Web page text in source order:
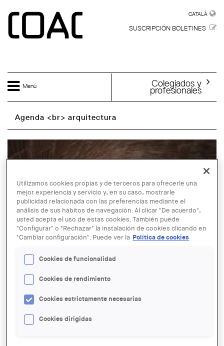
CATALÀ
SUSCRIPCIÓN BOLETINES
Menú Colegiados y
profesionales
Agenda <br> arquitectura
18 OCT
Conferència: Philippe Block/David
López "Tile Vaulting in the 21st
century"
Utilizamos cookies propias y de terceros para ofrecerle una
mejor experiencia y servicio y, en su caso, mostrarle
publicidad relacionada con las preferencias mediante el
análisis de sus hábitos de navegación. Al clicar "De acuerdo",
usted acepta el uso de estas cookies. También puede
"Configurar" o "Rechazar" la instalación de cookies clicando en
"Cambiar configuración". Puede ver la Política de cookies
Cookies de funcionalidad
Cookies de rendimiento
Cookies estrictamente necesarias
Cookies dirigidas